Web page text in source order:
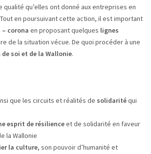
qualité qu’elles ont donné aux entreprises en
en poursuivant cette action, il est important
– corona en proposant quelques lignes
de la situation vécue. De quoi procéder à une
soi et de la Wallonie.
que les circuits et réalités de solidaritéqui
esprit de résilienceet de solidarité en faveur
la Wallonie
la culture, son pouvoir d’humanité et